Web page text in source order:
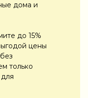
дома и
до 15%
цены
только